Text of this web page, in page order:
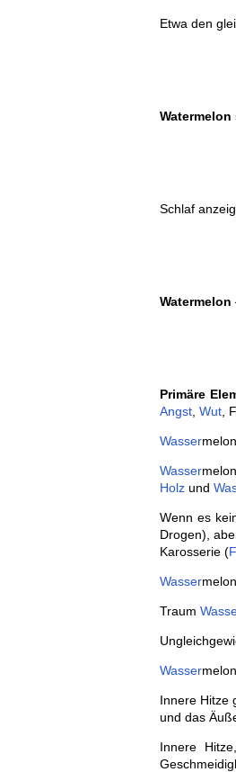
Etwa den
Watermelon
Schlaf
Watermelon
Primäre
Angst, Wut,
Wasser
Wasser
Holzund
Wenn es
Drogen),
Karosserie (
Wasser
Traum
Wasser
Innere Hitze
und das
Innere